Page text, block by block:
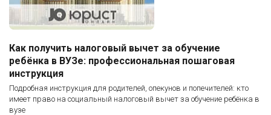
Как получить налоговый вычет за обучение
ребёнка в ВУЗе: профессиональная пошаговая
инструкция
Подробная инструкция для родителей, опекунов и попечителей: кто
имеет право на социальный налоговый вычет за обучение ребёнка в
вузе